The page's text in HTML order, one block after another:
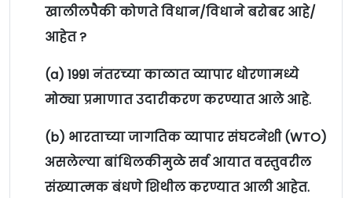
खालीलपैकी कोणते विधान/विधाने बरोबर आहे/
आहेत ?
(a) 1991 नंतरच्या काळात व्यापार धोरणामध्ये
मोठ्या प्रमाणात उदारीकरण करण्यात आले आहे.
(b) भारताच्या जागतिक व्यापार संघटनेशी (WTO)
असलेल्या बांधिलकीमुळे सर्व आयात वस्तुवरील
संख्यात्मक बंधणे शिथील करण्यात आली आहेत.